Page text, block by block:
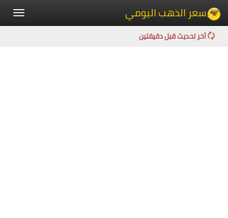
Toggle سعر الذهب اليومي
آخر تحديث قبل دقيقتين